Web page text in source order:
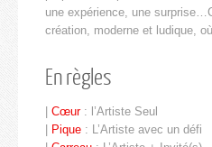
une expérience, une
création, moderne et ludique,
En règles
Cœur: l’Artiste Seul
Pique : L’Artiste avec un défi